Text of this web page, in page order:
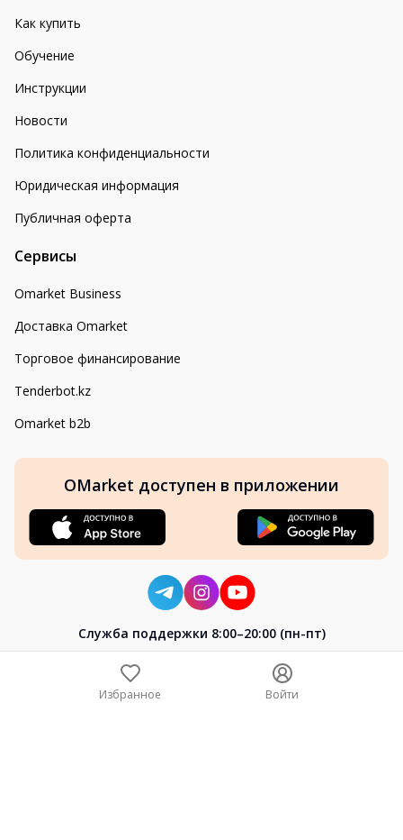
Как купить
Обучение
Инструкции
Новости
Политика конфиденциальности
Юридическая информация
Публичная оферта
Сервисы
Omarket Business
Доставка Omarket
Торговое финансирование
Tenderbot.kz
Omarket b2b
OMarket доступен в приложении
Cлужба поддержки 8:00–20:00 (пн-пт)
Избранное Войти